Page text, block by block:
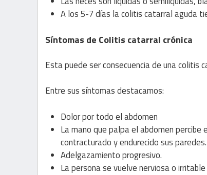
A los 5-7 días la colitis catarral aguda
Síntomas de Colitis catarral crónica
Esta puede ser consecuencia de una colitis
Entre sus síntomas destacamos:
Dolor por todo el abdomen
La mano que palpa el abdomen percibe
contracturado y endurecido sus paredes.
Adelgazamiento progresivo.
La persona se vuelve nerviosa o